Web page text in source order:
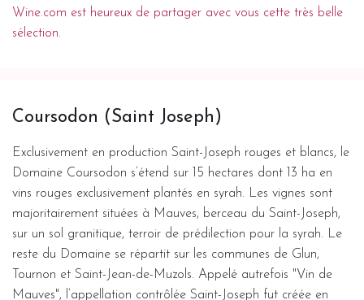
Wine.com est heureux de partager avec vous cette très belle
sélection.
Coursodon (Saint Joseph)
Exclusivement en production Saint-Joseph rouges et blancs, le
Domaine Coursodon s’étend sur 15 hectares dont 13 ha en
vins rouges exclusivement plantés en syrah. Les vignes sont
majoritairement situées à Mauves, berceau du Saint-Joseph,
sur un sol granitique, terroir de prédilection pour la syrah. Le
reste du Domaine se répartit sur les communes de Glun,
Tournon et Saint-Jean-de-Muzols. Appelé autrefois "Vin de
Mauves", l’appellation contrôlée Saint-Joseph fut créée en